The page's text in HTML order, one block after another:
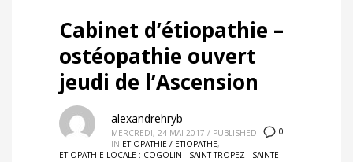
Cabinet d’étiopathie –
ostéopathie ouvert
jeudi de l’Ascension
0
alexandrehryb
MERCREDI, 24 MAI 2017 / PUBLISHED
IN ETIOPATHIE / ETIOPATHE,
ETIOPATHIE LOCALE : COGOLIN - SAINT TROPEZ - SAINTE